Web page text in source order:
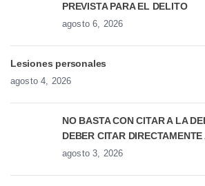
PREVISTA PARA EL DELITO
agosto 6, 2026
Lesiones personales
agosto 4, 2026
NO BASTA CON CITAR A LA
DEBER CITAR
agosto 3, 2026